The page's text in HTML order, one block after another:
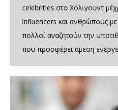
celebrities στο Χόλιγουντ
influencers και ανθρώπους με
πολλοί αναζητούν την
που προσφέρει άμεση